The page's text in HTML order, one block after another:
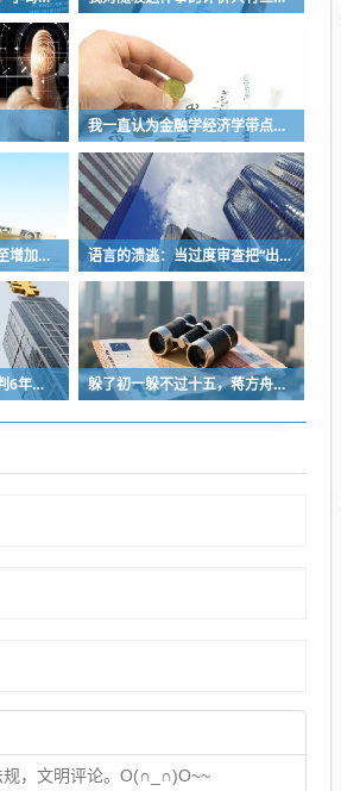
我一直认为金融学经济学带点玄学的感觉
坚持经济转型，稳住甚至增加大多数人的收入和预期，这是当前的挑战 语言的溃逃：当过度审查把“出生”逼成禁忌
农民工自制炸弹讨薪被判6年：14次往返20个月奔波，5.6万欠薪将普通人逼上绝路 躲了初一躲不过十五，蒋方舟论文事件惊人反转